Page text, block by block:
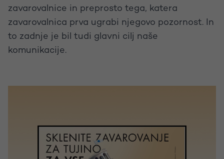
zavarovalnice in preprosto tega, katera
zavarovalnica prva ugrabi njegovo pozornost. In
to zadnje je bil tudi glavni cilj naše
komunikacije.